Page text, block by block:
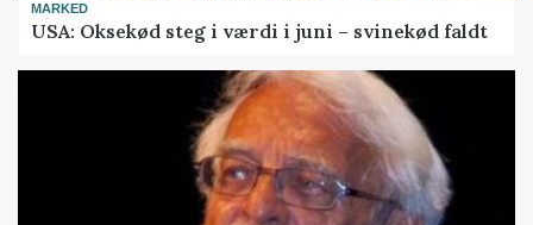
MARKED
USA: Oksekød steg i værdi i juni – svinekød faldt